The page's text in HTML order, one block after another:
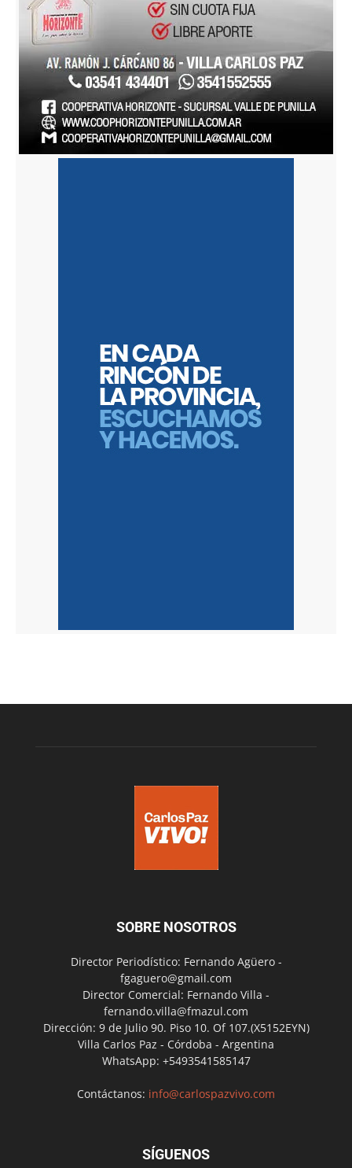
SOBRE NOSOTROS
Director Periodístico: Fernando Agüero -
fgaguero@gmail.com
Director Comercial: Fernando Villa -
fernando.villa@fmazul.com
Dirección: 9 de Julio 90. Piso 10. Of 107.(X5152EYN)
Villa Carlos Paz - Córdoba - Argentina
WhatsApp: +5493541585147
Contáctanos: info@carlospazvivo.com
SÍGUENOS